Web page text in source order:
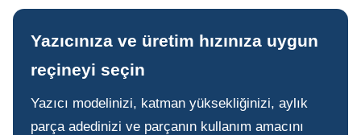
Yazıcınıza ve üretim hızınıza uygun
reçineyi seçin
Yazıcı modelinizi, katman yüksekliğinizi, aylık
parça adedinizi ve parçanın kullanım amacını